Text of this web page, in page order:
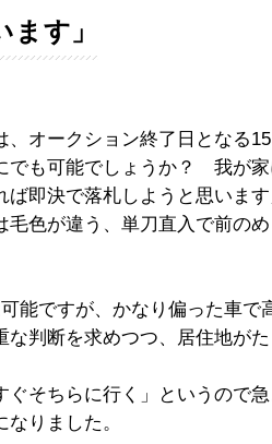
す」
オークション終了日となる15
でも可能でしょうか？ 我が
即決で落札しようと思います
色が違う、単刀直入で前の
能ですが、かなり偏った車で
な判断を求めつつ、居住地が
そちらに行く」というので
りました。